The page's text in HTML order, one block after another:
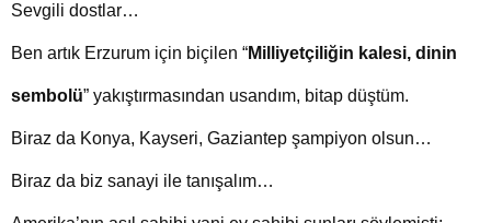
Sevgili dostlar…
Ben artık Erzurum için biçilen “Milliyetçiliğin kalesi, dinin
sembolü” yakıştırmasından usandım, bitap düştüm.
Biraz da Konya, Kayseri, Gaziantep şampiyon olsun…
Biraz da biz sanayi ile tanışalım…